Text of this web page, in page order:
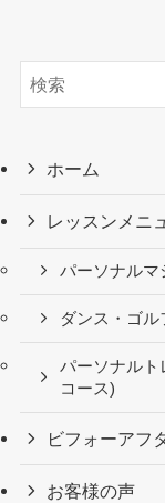
ホーム
レッスンメニ
パーソナルマ
ダンス・ゴ
パーソナルト
コース)
ビフォーアフ
お客様の声